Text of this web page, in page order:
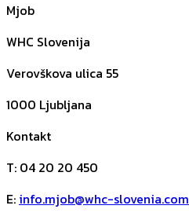
Mjob
WHC Slovenija
Verovškova ulica 55
1000 Ljubljana
Kontakt
T: 04 20 20 450
E: info.mjob@whc-slovenia.com